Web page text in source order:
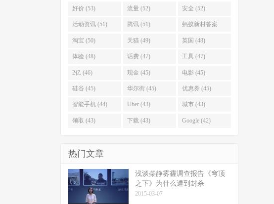
好价 (53) 流量 (52) 安全 (52)
活动资讯 (51) 腾讯 (51) 蚂蚁新村答案
(51)
淘宝 (50) 天猫 (49) 英国 (48)
体验 (48) 话费 (47) 工具 (47)
2亿 (46) 现金 (45) 电影 (45)
硅谷 (45) 华尔街 (45) 优惠券 (45)
智能手机 (44) Uber (43) 城市 (43)
领取 (43) 下载 (43) Google (42)
热门文章
浅谈柴静雾霾调查报告《穹顶
之下》为什么遭到封杀
2015-03-07